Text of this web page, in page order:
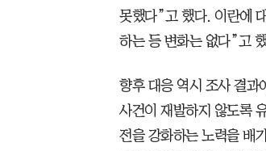
못했다”고 했다. 이란에
하는 등 변화는 없다”고
향후 대응 역시 조사 결과
사건이 재발하지 않도록
전을 강화하는 노력을 배